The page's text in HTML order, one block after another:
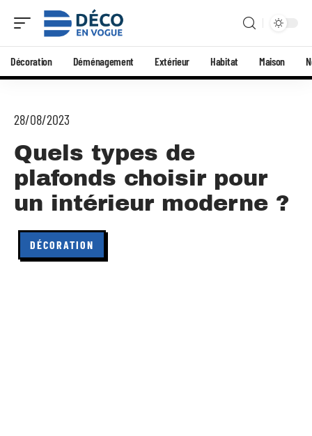
Décoration Déménagement Extérieur Habitat Maison
28/08/2023
Quels types de
plafonds choisir pour
un intérieur moderne ?
DÉCORATION